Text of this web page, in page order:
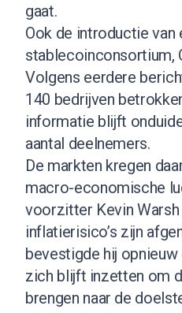
gaat.
Ook de introductie van
stablecoinconsortium,
Volgens eerdere
140 bedrijven
informatie blijft
aantal deelnemers.
De markten kregen
macro-economische
voorzitter Kevin
inflatierisico’s zijn
bevestigde hij
zich blijft inzetten om
brengen naar de